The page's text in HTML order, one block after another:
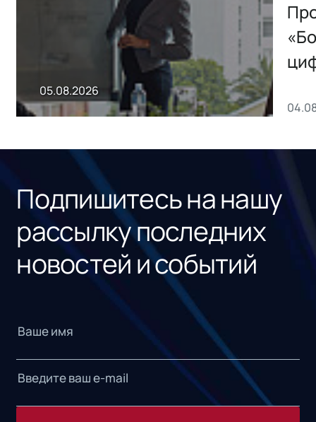
Storage 2.x для
хранения данных
05.08.2026
Подпишитесь на нашу
рассылку последних
новостей и событий